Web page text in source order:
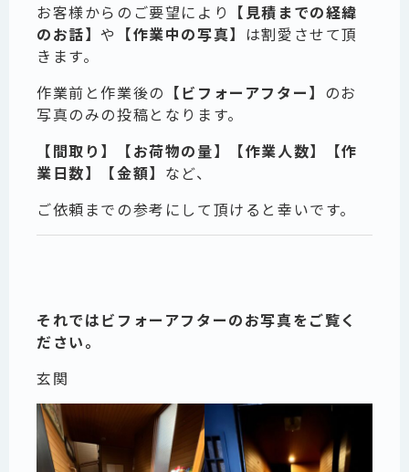
お客様からのご要望により 【見積までの経緯
のお話】や 【作業中の写真】 は割愛させて頂
きます。
作業前と作業後の 【ビフォーアフター】 のお
写真のみの投稿となります。
【間取り】【お荷物の量】【作業人数】【作
業日数】【金額】 など、
ご依頼までの参考にして頂けると幸いです。
それではビフォーアフターのお写真をご覧く
ださい。
玄関